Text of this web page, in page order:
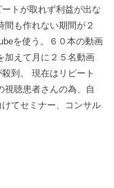
トが取れず利益が出な
間も作れない期間が２
を使う。６０本の動画
加えて月に２５名動画
到。 現在はリピート
視聴患者さんの為、自
てセミナー、コンサル